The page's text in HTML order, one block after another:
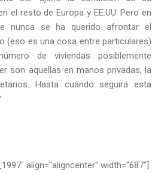
el resto de Europa y EE.UU. Pero en
nunca se ha querido afrontar el
(eso es una cosa entre particulares)
de viviendas posiblemente
son aquellas en manos privadas, la
Hasta cuándo seguirá esta
align="aligncenter" width="687"]